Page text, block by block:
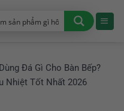
Đá Gì Cho Bàn Bếp?
Nhiệt Tốt Nhất 2026